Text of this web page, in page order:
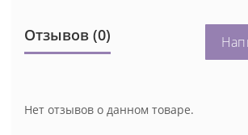
Отзывов (0)
Нет отзывов о данном товаре.